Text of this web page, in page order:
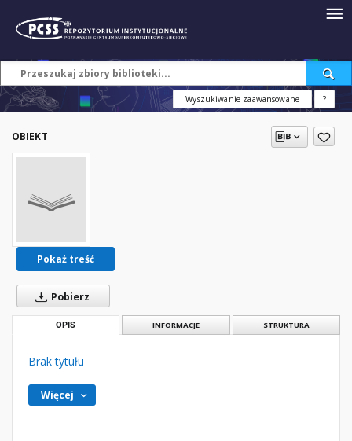
Wyszukiwanie zaawansowane ?
OBIEKT
Pokaż treść
Pobierz
OPIS INFORMACJE STRUKTURA
Brak tytułu
Więcej